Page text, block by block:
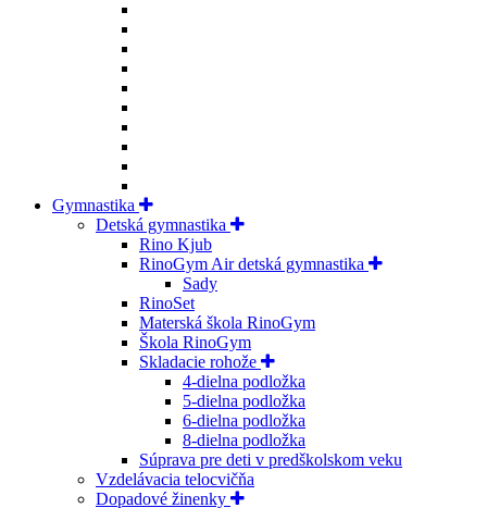
Gymnastika
Detská gymnastika
Rino Kjub
RinoGym Air detská gymnastika
Sady
RinoSet
Materská škola RinoGym
Škola RinoGym
Skladacie rohože
4-dielna podložka
5-dielna podložka
6-dielna podložka
8-dielna podložka
Súprava pre deti v predškolskom veku
Vzdelávacia telocvičňa
Dopadové žinenky